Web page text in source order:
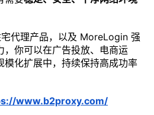
代理产品，以及 MoreLogin 强
，你可以在广告投放、电商运
模化扩展中，持续保持高成功率
www.b2proxy.com/